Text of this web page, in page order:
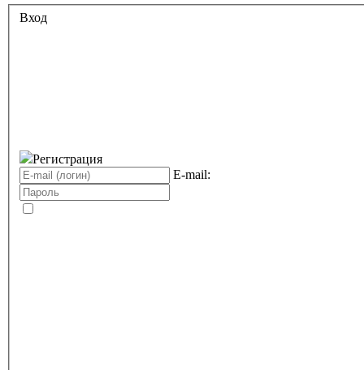
Вход
Регистрация
E-mail: